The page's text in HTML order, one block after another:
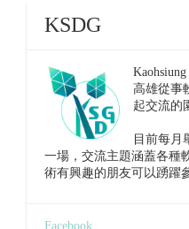
KSDG
高雄從事
起交流的
目前每月
一場，交流主題涵蓋各種
術有興趣的朋友可以踴躍
Facebook